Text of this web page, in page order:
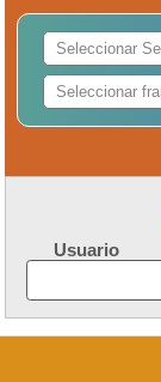
Usuario